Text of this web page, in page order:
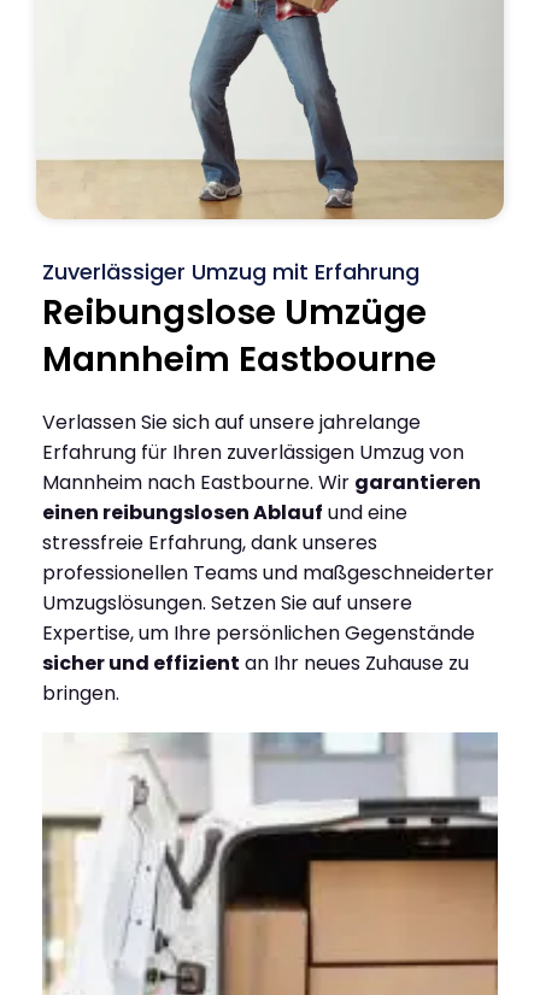
Zuverlässiger Umzug mit Erfahrung
Reibungslose Umzüge
Mannheim Eastbourne
Verlassen Sie sich auf unsere jahrelange
Erfahrung für Ihren zuverlässigen Umzug von
Mannheim nach Eastbourne. Wir garantieren
einen reibungslosen Ablauf und eine
stressfreie Erfahrung, dank unseres
professionellen Teams und maßgeschneiderter
Umzugslösungen. Setzen Sie auf unsere
Expertise, um Ihre persönlichen Gegenstände
sicher und effizient an Ihr neues Zuhause zu
bringen.